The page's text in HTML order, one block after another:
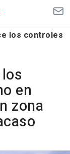
los
en
zona